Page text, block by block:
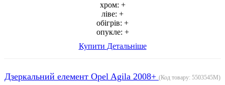
хром: +
ліве: +
обігрів: +
опукле: +
Купити Детальніше
Дзеркальний елемент Opel Agila 2008+ (Код товару: 5503545M)